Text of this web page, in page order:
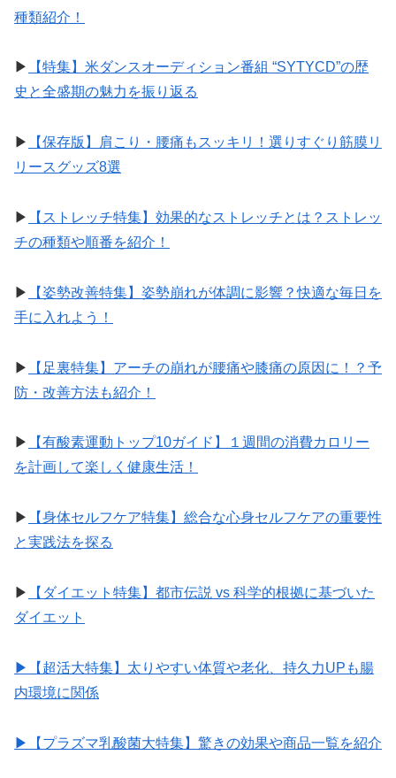
種類紹介！
▶︎
【特集】米ダンスオーディション番組 “SYTYCD”の歴
史と全盛期の魅力を振り返る
▶︎
【保存版】肩こり・腰痛もスッキリ！選りすぐり筋膜リ
リースグッズ8選
▶︎
【ストレッチ特集】効果的なストレッチとは？ストレッ
チの種類や順番を紹介！
▶︎
【姿勢改善特集】姿勢崩れが体調に影響？快適な毎日を
手に入れよう！
▶︎
【足裏特集】アーチの崩れが腰痛や膝痛の原因に！？予
防・改善方法も紹介！
▶︎
【有酸素運動トップ10ガイド】１週間の消費カロリー
を計画して楽しく健康生活！
▶︎
【身体セルフケア特集】総合な心身セルフケアの重要性
と実践法を探る
▶︎
【ダイエット特集】都市伝説 vs 科学的根拠に基づいた
ダイエット
▶︎【超活大特集】太りやすい体質や老化、持久力UPも腸
内環境に関係
▶︎【プラズマ乳酸菌大特集】驚きの効果や商品一覧を紹介